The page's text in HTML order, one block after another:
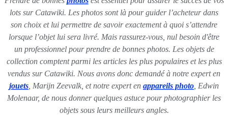
lots sur Catawiki. Les photos sont là pour guider l’acheteur dans
son choix et lui permettre de savoir exactement à quoi s’attendre
lorsque l’objet lui sera livré. Mais rassurez-vous, nul besoin d'être
un professionnel pour prendre de bonnes photos. Les objets de
collection comptent parmi les articles les plus populaires et les plus
vendus sur Catawiki. Nous avons donc demandé à notre expert en
jouets , Marijn Zeevalk, et notre expert en appareils photo , Edwin
Molenaar, de nous donner quelques astuce pour photographier les
objets sous leurs meilleurs angles.